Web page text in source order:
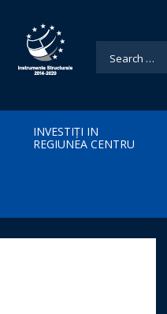
INVESTIȚI IN
REGIUNEA CENTRU